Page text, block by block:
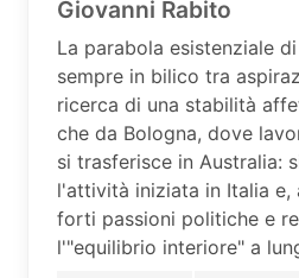
Giovanni Rabito
La parabola esistenziale
sempre in bilico tra
ricerca di una stabilità
che da Bologna, dove
si trasferisce in Australia:
l'attività iniziata in Italia e,
forti passioni politiche e
l'"equilibrio interiore" a